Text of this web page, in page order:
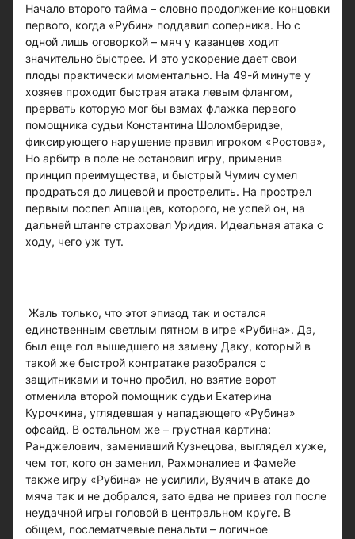
Начало второго тайма – словно продолжение концовки
первого, когда «Рубин» поддавил соперника. Но с
одной лишь оговоркой – мяч у казанцев ходит
значительно быстрее. И это ускорение дает свои
плоды практически моментально. На 49-й минуте у
хозяев проходит быстрая атака левым флангом,
прервать которую мог бы взмах флажка первого
помощника судьи Константина Шоломберидзе,
фиксирующего нарушение правил игроком «Ростова»,
Но арбитр в поле не остановил игру, применив
принцип преимущества, и быстрый Чумич сумел
продраться до лицевой и прострелить. На прострел
первым поспел Апшацев, которого, не успей он, на
дальней штанге страховал Уридия. Идеальная атака с
ходу, чего уж тут.
Жаль только, что этот эпизод так и остался
единственным светлым пятном в игре «Рубина». Да,
был еще гол вышедшего на замену Даку, который в
такой же быстрой контратаке разобрался с
защитниками и точно пробил, но взятие ворот
отменила второй помощник судьи Екатерина
Курочкина, углядевшая у нападающего «Рубина»
офсайд. В остальном же – грустная картина:
Ранджелович, заменивший Кузнецова, выглядел хуже,
чем тот, кого он заменил, Рахмоналиев и Фамейе
также игру «Рубина» не усилили, Вуячич в атаке до
мяча так и не добрался, зато едва не привез гол после
неудачной игры головой в центральном круге. В
общем, послематчевые пенальти – логичное